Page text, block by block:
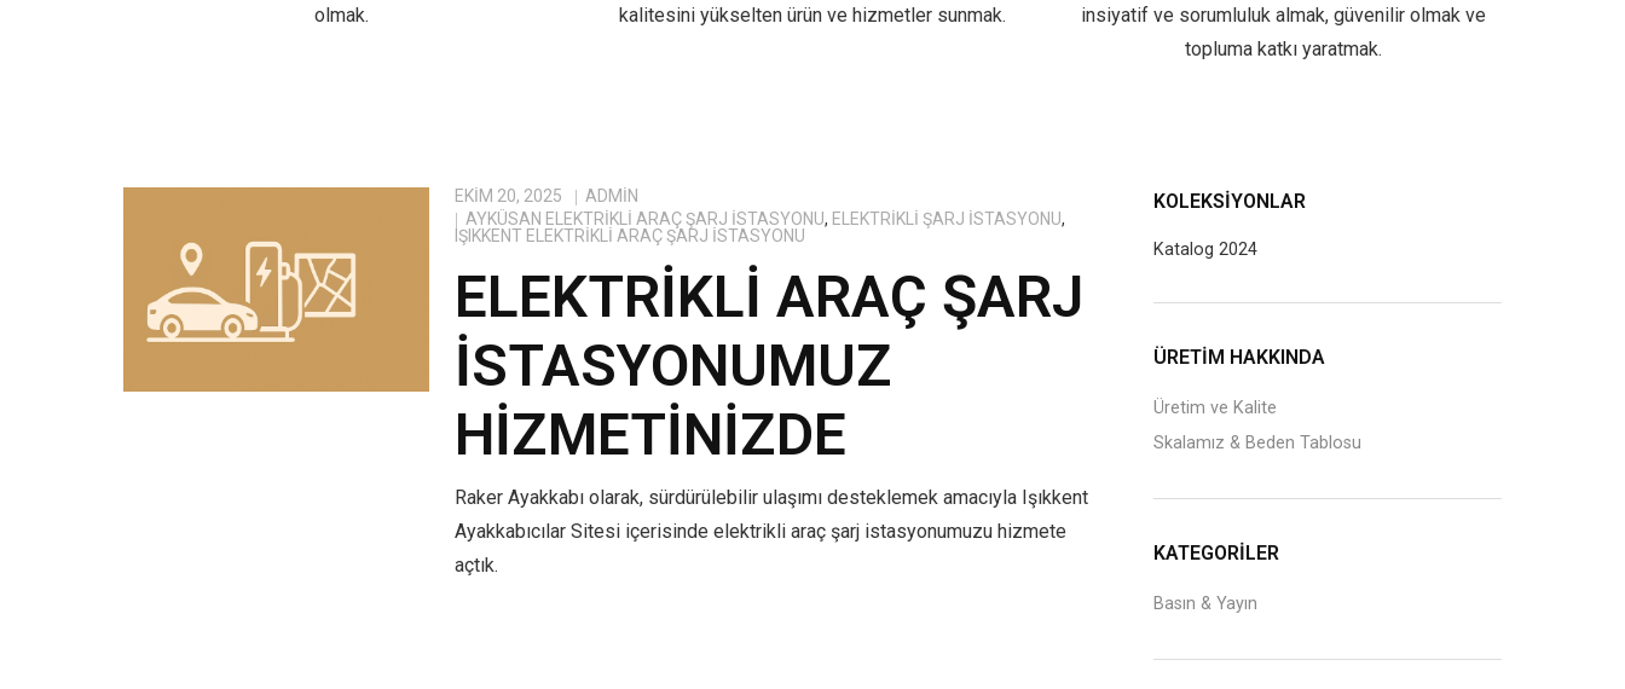
olmak.
kalitesini yükselten ürün ve hizmetler sunmak.
insiyatif ve sorumluluk almak, güvenilir olmak ve
topluma katkı yaratmak.
EKIM 20, 2025
ADMIN
AYKÜSAN ELEKTRIKLI ARAÇ ŞARJ İSTASYONU, ELEKTRIKLI ŞARJ İSTASYONU,
IŞIKKENT ELEKTRIKLI ARAÇ ŞARJ İSTASYONU
ELEKTRIKLI ARAÇ ŞARJ
İSTASYONUMUZ
HIZMETINIZDE
Raker Ayakkabı olarak, sürdürülebilir ulaşımı desteklemek amacıyla Işıkkent
Ayakkabıcılar Sitesi içerisinde elektrikli araç şarj istasyonumuzu hizmete
açtık.
KOLEKSIYONLAR
Katalog 2024
ÜRETİM HAKKINDA
Üretim ve Kalite
Skalamız & Beden Tablosu
KATEGORILER
Basın & Yayın